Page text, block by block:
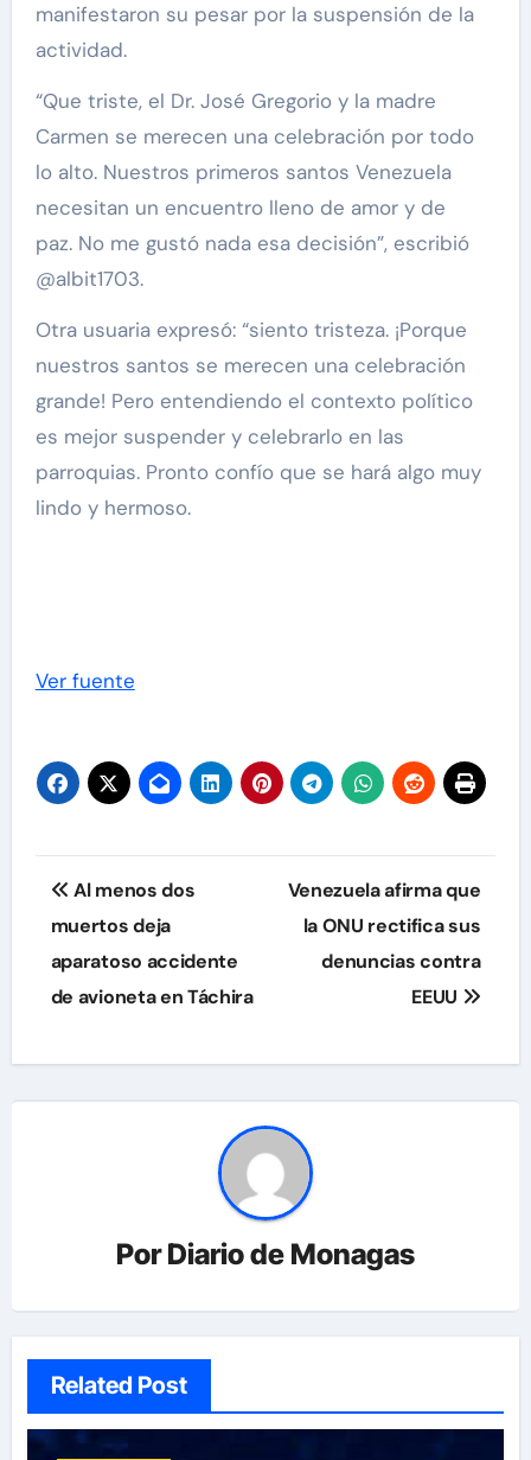
manifestaron su pesar por la suspensión de la
actividad.
“Que triste, el Dr. José Gregorio y la madre
Carmen se merecen una celebración por todo
lo alto. Nuestros primeros santos Venezuela
necesitan un encuentro lleno de amor y de
paz. No me gustó nada esa decisión”, escribió
@albit1703.
Otra usuaria expresó: “siento tristeza. ¡Porque
nuestros santos se merecen una celebración
grande! Pero entendiendo el contexto político
es mejor suspender y celebrarlo en las
parroquias. Pronto confío que se hará algo muy
lindo y hermoso.
Ver fuente
Navegación
de
entradas
Al menos dos
muertos deja
aparatoso accidente
de avioneta en Táchira
Venezuela afirma que
la ONU rectifica sus
denuncias contra
EEUU
PorDiario de Monagas
Related Post